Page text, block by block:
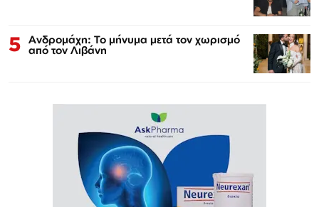
5 Ανδρομάχη: Το μήνυμα μετά τον χωρισμό
από τον Λιβάνη